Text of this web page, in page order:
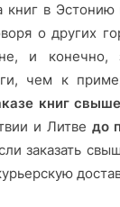
книг в
о других
и конечно,
чем к
книг свыше
и Литве до
заказать